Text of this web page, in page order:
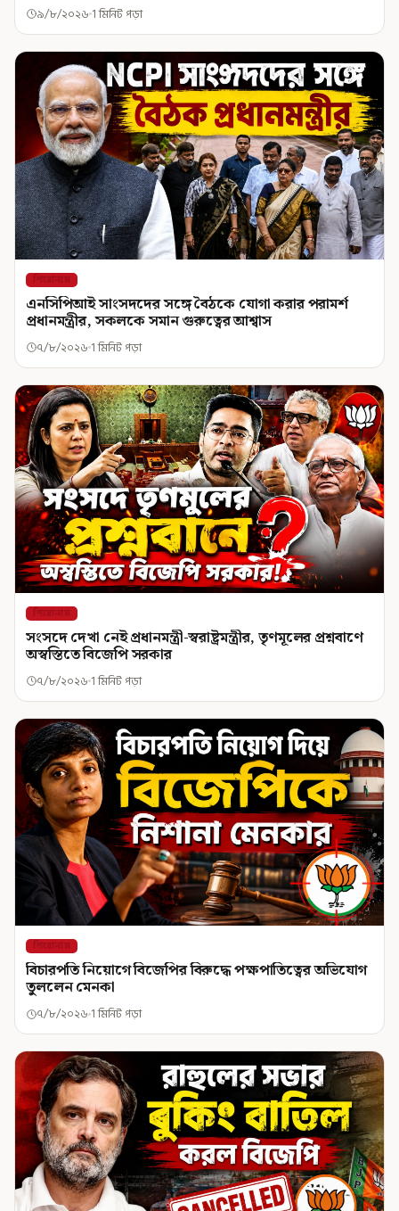
৯/৮/২০২৬ 1 মিনিট পড়া
শিরোনাম
এনসিপিআই সাংসদদের সঙ্গে বৈঠকে যোগা করার পরামর্শ
প্রধানমন্ত্রীর, সকলকে সমান গুরুত্বের আশ্বাস
৭/৮/২০২৬ 1 মিনিট পড়া
শিরোনাম
সংসদে দেখা নেই প্রধানমন্ত্রী-স্বরাষ্ট্রমন্ত্রীর, তৃণমূলের প্রশ্নবাণে
অস্বস্তিতে বিজেপি সরকার
৭/৮/২০২৬ 1 মিনিট পড়া
শিরোনাম
বিচারপতি নিয়োগে বিজেপির বিরুদ্ধে পক্ষপাতিত্বের অভিযোগ
তুললেন মেনকা
৭/৮/২০২৬ 1 মিনিট পড়া